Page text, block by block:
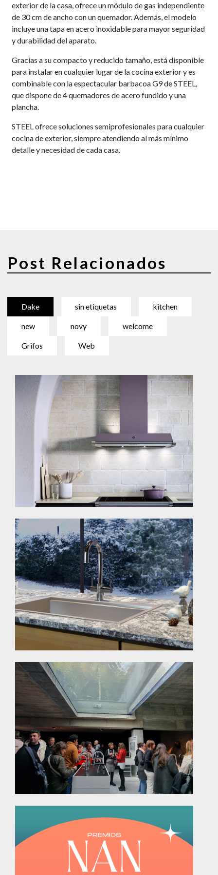
exterior de la casa, ofrece un módulo de gas independiente
de 30 cm de ancho con un quemador. Además, el modelo
incluye una tapa en acero inoxidable para mayor seguridad
y durabilidad del aparato.
Gracias a su compacto y reducido tamaño, está disponible
para instalar en cualquier lugar de la cocina exterior y es
combinable con la espectacular barbacoa G9 de STEEL,
que dispone de 4 quemadores de acero fundido y una
plancha.
STEEL ofrece soluciones semiprofesionales para cualquier
cocina de exterior, siempre atendiendo al más mínimo
detalle y necesidad de cada casa.
Post Relacionados
Dake sin etiquetas kitchen
new novy welcome
Grifos Web